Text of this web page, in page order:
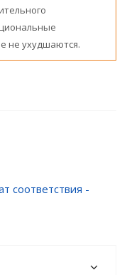
не ухудшаются.
соответствия -